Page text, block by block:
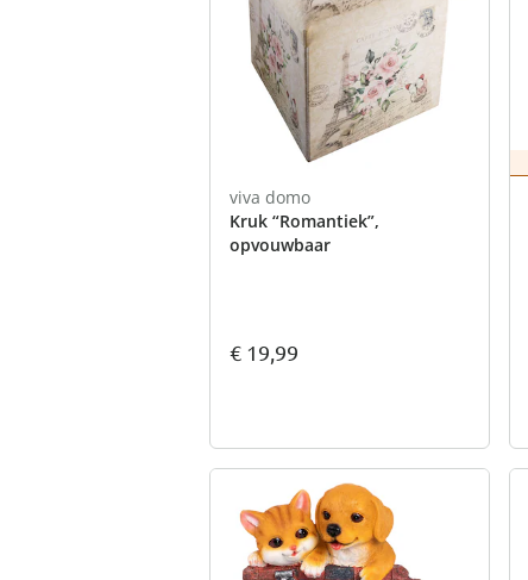
viva domo
Kruk “Romantiek”,
opvouwbaar
€ 19,99